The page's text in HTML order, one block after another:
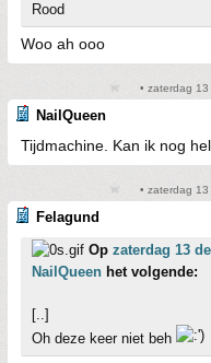
Rood
Woo ah ooo
• zaterdag
NailQueen
Tijdmachine. Kan ik nog
• zaterdag
Felagund
Op zaterdag 13
NailQueen het volgende:
[..]
Oh deze keer niet beh